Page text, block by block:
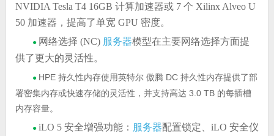
NVIDIA Tesla T4 16GB 计算加速器或 7 个 Xilinx Alveo U
50 加速器，提高了单宽 GPU 密度。
● 网络选择 (NC) 服务器模型在主要网络选择方面提
供了更大的灵活性。
● HPE 持久性内存使用英特尔 傲腾 DC 持久性内存提供了部
署密集内存或快速存储的灵活性，并支持高达 3.0 TB 的每插槽
内存容量。
● iLO 5 安全增强功能： 服务器配置锁定、iLO 安全仪